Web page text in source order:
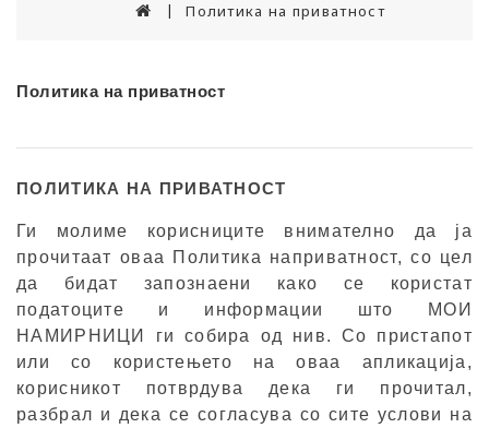
Политика на приватност
Политика на приватност
ПОЛИТИКА НА ПРИВАТНОСТ
Ги молиме корисниците внимателно да ја
прочитаат оваа Политика наприватност, со цел
да бидат запознаени како се користат
податоците и информации што МОИ
НАМИРНИЦИ ги собира од нив. Со пристапот
или со користењето на оваа апликација,
корисникот потврдува дека ги прочитал,
разбрал и дека се согласува со сите услови на